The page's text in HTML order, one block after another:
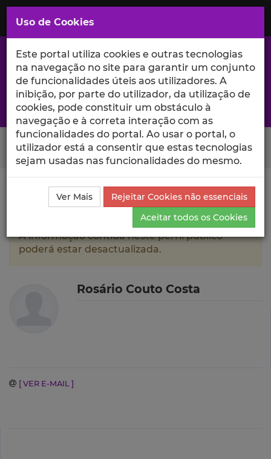
Saltar
para
Conteúdo
Principal
A excelência da investigação e ciência no Iscte
Search Button
Ciência_Iscte Autores
Rosário Couto Costa
Currículo
A informação contida neste perfil público
poderá estar desactualizada.
Rosário Couto Costa
[ VER E-MAIL ]
Uso de Cookies
Este portal utiliza cookies e outras tecnologias
na navegação no site para garantir um conjunto
de funcionalidades úteis aos utilizadores. A
inibição, por parte do utilizador, da utilização de
cookies, pode constituir um obstáculo à
navegação e à correta interação com as
funcionalidades do portal. Ao usar o portal, o
utilizador está a consentir que estas tecnologias
sejam usadas nas funcionalidades do mesmo.
Ver Mais
Rejeitar Cookies não essenciais
Aceitar todos os Cookies